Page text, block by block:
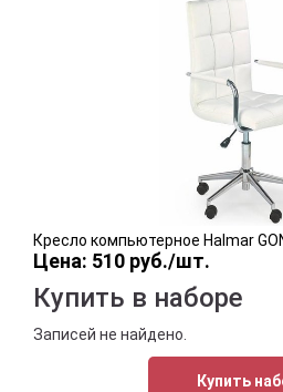
Кресло компьютерное Halmar
Цена: 510 руб./шт.
Купить в наборе
Записей не найдено.
Купить